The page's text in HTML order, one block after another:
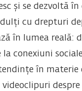
și se dezvoltă
cu drepturi
în lumea reală:
conexiuni
în materie
videoclipuri despre